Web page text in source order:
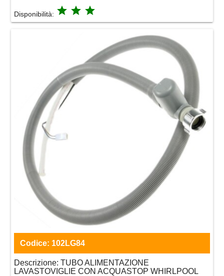
Disponibilità: grade grade grade
Codice: 102LG84
Descrizione: TUBO ALIMENTAZIONE
LAVASTOVIGLIE CON ACQUASTOP WHIRLPOOL